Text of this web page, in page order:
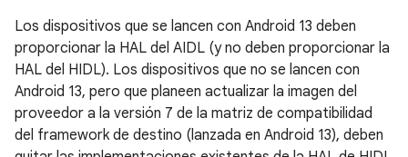
Los dispositivos que se lancen con Android 13 deben
proporcionar la HAL del AIDL (y no deben proporcionar la
HAL del HIDL). Los dispositivos que no se lancen con
Android 13, pero que planeen actualizar la imagen del
proveedor a la versión 7 de la matriz de compatibilidad
del framework de destino (lanzada en Android 13), deben